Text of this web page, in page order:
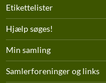
Etikettelister
Hjælp søges!
Min samling
Samlerforeninger og links